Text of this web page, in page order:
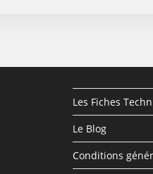
Les Fiches
Le Blog
Conditions